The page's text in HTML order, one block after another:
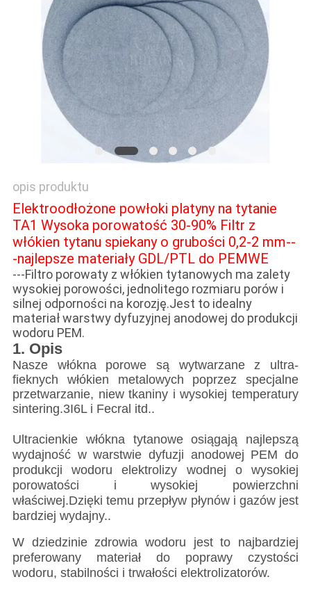
WYCENĘ
MAPA
WITRYNY
POLITYKA
PRYWATNOŚCI
opis produktu
Elektroodłożone powłoki platyny na tytanie
TA1 Wysoka porowatość 30-90% Filtr z
włókien tytanu spiekany o grubości 0,2-2 mm--
-najlepsze materiały GDL/PTL do PEMWE
---Filtro porowaty z włókien tytanowych ma zalety
wysokiej porowości, jednolitego rozmiaru porów i
silnej odporności na korozję.Jest to idealny
materiał warstwy dyfuzyjnej anodowej do produkcji
wodoru PEM.
1. Opis
Nasze włókna porowe są wytwarzane z ultra-
fieknych włókien metalowych poprzez specjalne
przetwarzanie, niew tkaniny i wysokiej temperatury
sintering.3I6L i Fecral itd..
Ultracienkie włókna tytanowe osiągają najlepszą
wydajność w warstwie dyfuzji anodowej PEM do
produkcji wodoru elektrolizy wodnej o wysokiej
porowatości i wysokiej powierzchni
właściwej.Dzięki temu przepływ płynów i gazów jest
bardziej wydajny..
W dziedzinie zdrowia wodoru jest to najbardziej
preferowany materiał do poprawy czystości
wodoru, stabilności i trwałości elektrolizatorów.